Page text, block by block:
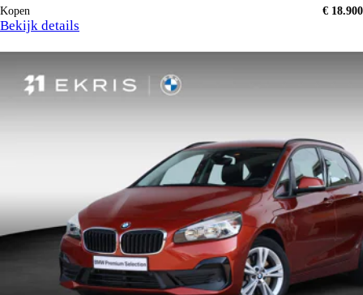
Kopen € 18.900
Bekijk details